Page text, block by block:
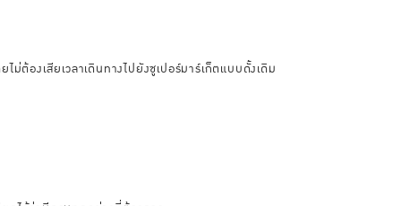
ต้องเสียเวลาเดินทางไปยังซูเปอร์มาร์เก็ตแบบดั้งเดิม